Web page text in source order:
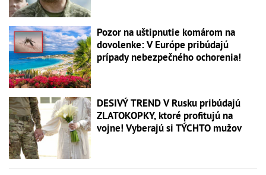
Pozor na uštipnutie komárom na
dovolenke: V Európe pribúdajú
prípady nebezpečného ochorenia!
DESIVÝ TREND V Rusku pribúdajú
ZLATOKOPKY, ktoré profitujú na
vojne! Vyberajú si TÝCHTO mužov